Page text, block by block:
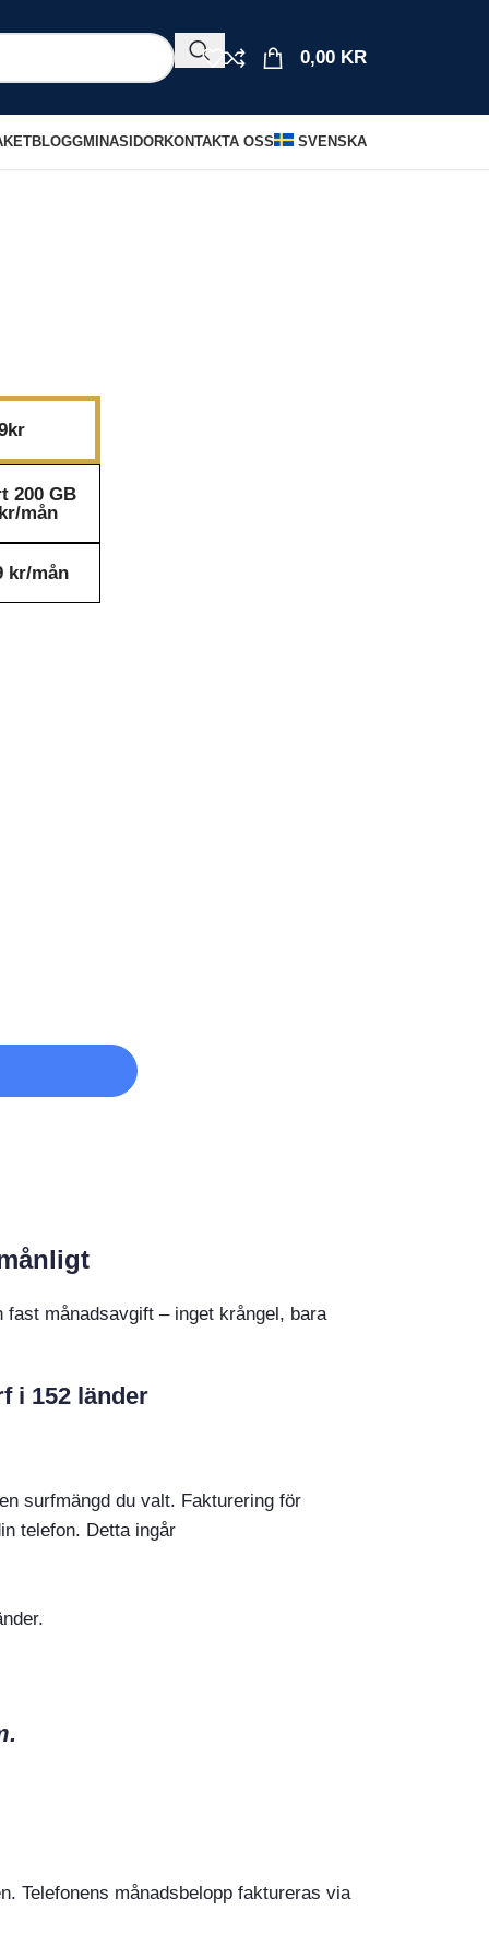
0,00 KR
BLOGGMINASIDORKONTAKTA OSS SVENSKA
200 GB
mån
kr/mån
månadsavgift – inget krångel, bara
i 152 länder
surfmängd du valt. Fakturering för
telefon. Detta ingår
Telefonens månadsbelopp faktureras via